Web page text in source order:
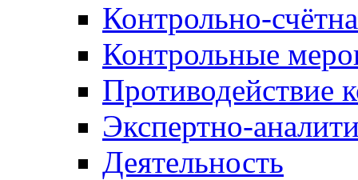
Контрольно-
Контрольные
Противодействие
Экспертно-
Деятельность